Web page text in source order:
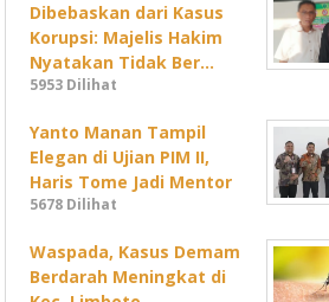
Dibebaskan dari Kasus
Korupsi: Majelis Hakim
Nyatakan Tidak Ber…
5953 Dilihat
Yanto Manan Tampil
Elegan di Ujian PIM II,
Haris Tome Jadi Mentor
5678 Dilihat
Waspada, Kasus Demam
Berdarah Meningkat di